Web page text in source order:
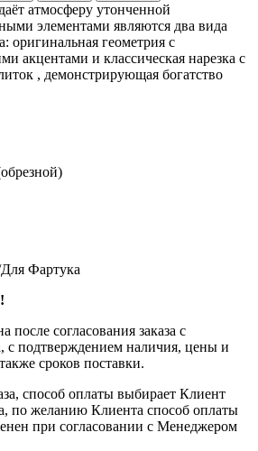
атмосферу утонченной
элементами являются два вида
оригинальная геометрия с
акцентами и классическая нарезка с
, демонстрирующая богатство
Фартука
после согласования заказа с
с подтверждением наличия, цены и
сроков поставки.
способ оплаты выбирает Клиент
по желанию Клиента способ оплаты
при согласовании с Менеджером